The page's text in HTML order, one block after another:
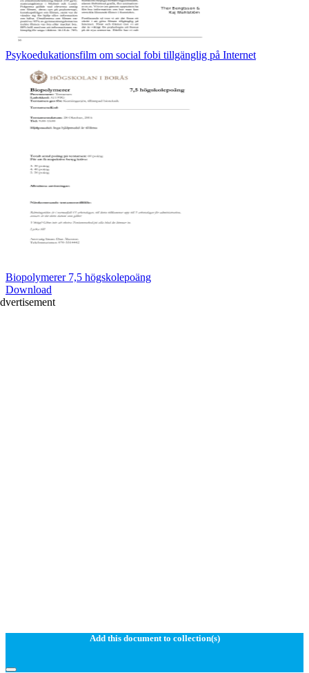
Psykoedukationsfilm om social fobi tillgänglig på Internet
Biopolymerer 7,5 högskolepoäng
Download
Add this document to collection(s)